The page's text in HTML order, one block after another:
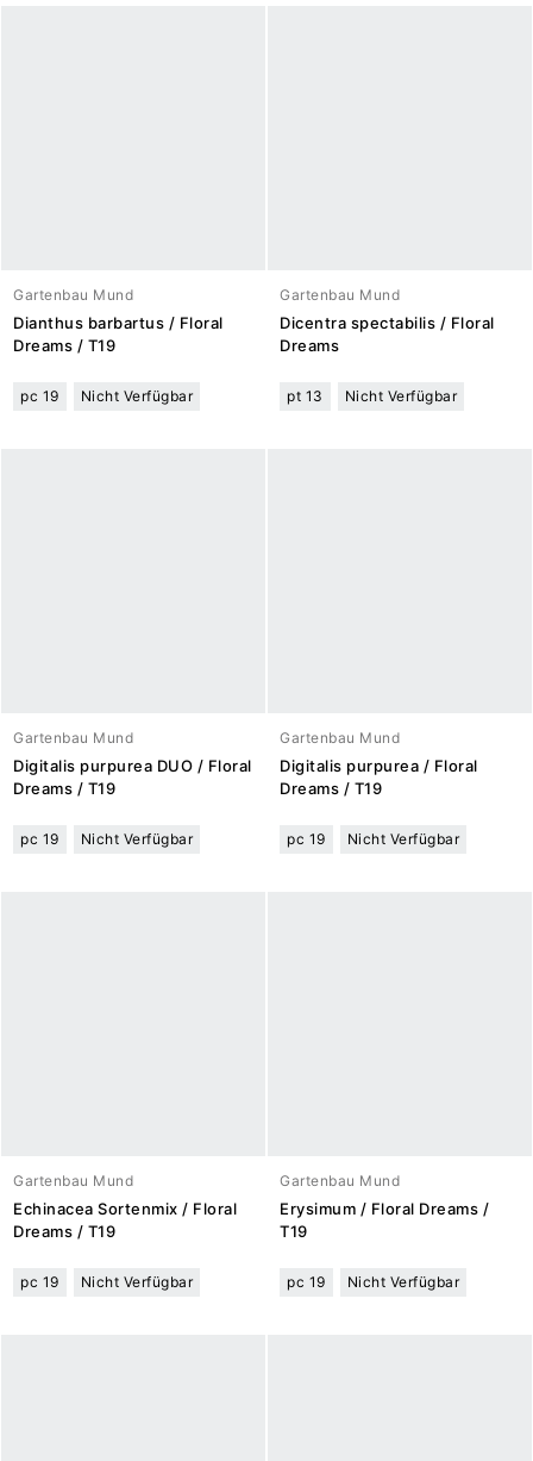
Gartenbau Mund
Dianthus barbartus / Floral
Dreams / T19
pc 19 Nicht Verfügbar
Gartenbau Mund
Dicentra spectabilis / Floral
Dreams
pt 13 Nicht Verfügbar
Gartenbau Mund
Digitalis purpurea DUO / Floral
Dreams / T19
pc 19 Nicht Verfügbar
Gartenbau Mund
Digitalis purpurea / Floral
Dreams / T19
pc 19 Nicht Verfügbar
Gartenbau Mund
Echinacea Sortenmix / Floral
Dreams / T19
pc 19 Nicht Verfügbar
Gartenbau Mund
Erysimum / Floral Dreams /
T19
pc 19 Nicht Verfügbar